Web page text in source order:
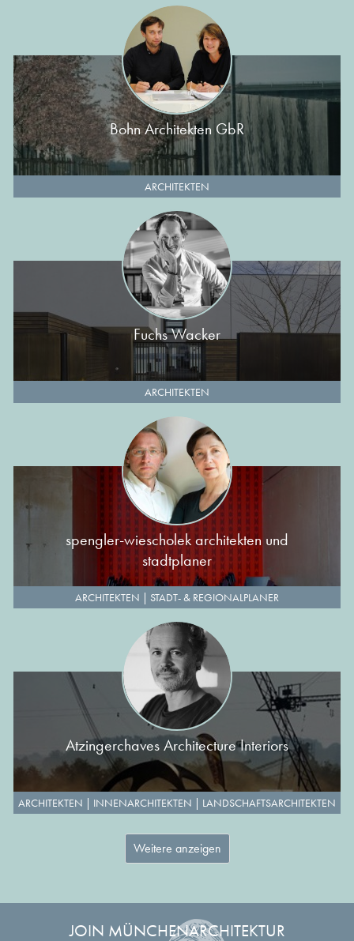
Bohn Architekten GbR
ARCHITEKTEN
Fuchs Wacker
ARCHITEKTEN
spengler-wiescholek architekten und
stadtplaner
ARCHITEKTEN | STADT- & REGIONALPLANER
Atzingerchaves Architecture Interiors
ARCHITEKTEN | INNENARCHITEKTEN | LANDSCHAFTSARCHITEKTEN
Weitere anzeigen
JOIN MÜNCHENARCHITEKTUR